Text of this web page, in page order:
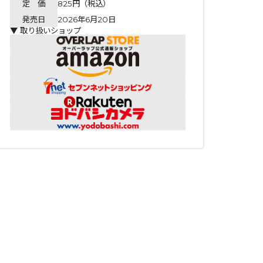
定 価
825円（税込）
発売日
2026年6月20日
▼ 取り扱いショップ